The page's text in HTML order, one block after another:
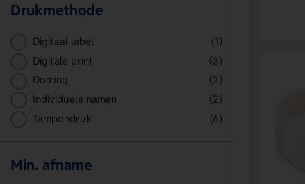
Drukmethode
Digitaal label
(1)
Digitale print
(3)
Doming
(2)
Individuele namen
(2)
Tampondruk
(6)
Min. afname